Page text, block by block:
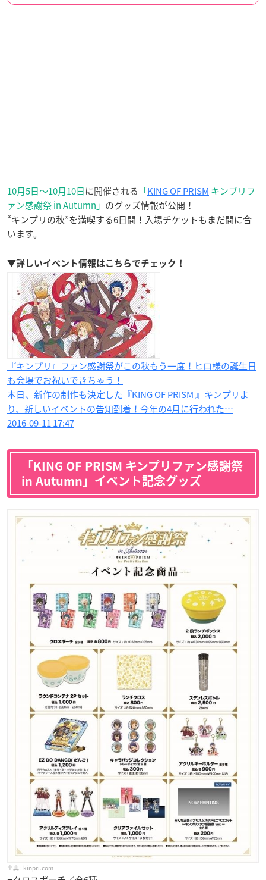
10月5日〜10月10日に開催される 「KING OF PRISM キンプリフ
ァン感謝祭 in Autumn」 のグッズ情報が公開！
“キンプリの秋”を満喫する6日間！入場チケットもまだ間に合
います。
▼詳しいイベント情報はこちらでチェック！
『キンプリ』ファン感謝祭がこの秋もう一度！ヒロ様の誕生日
も会場でお祝いできちゃう！
本日、新作の制作も決定した『KING OF PRISM 』キンプリよ
り、新しいイベントの告知到着！今年の4月に行われた…
2016-09-11 17:47
「KING OF PRISM キンプリファン感謝祭
in Autumn」イベント記念グッズ
kinpri.com